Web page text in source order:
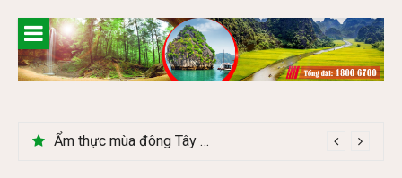
content
Ẩm thực mùa đông Tây Bắc có gì đặc biệt